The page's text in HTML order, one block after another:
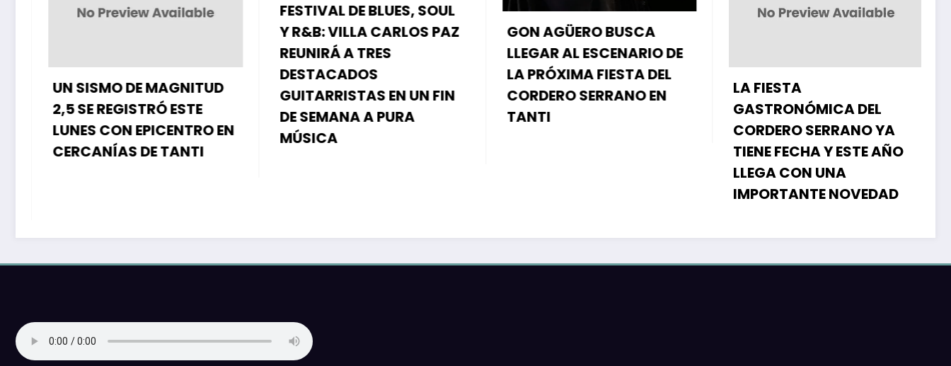
UN SISMO DE MAGNITUD
2,5 SE REGISTRÓ ESTE
LUNES CON EPICENTRO EN
CERCANÍAS DE TANTI
FESTIVAL DE BLUES, SOUL
Y R&B: VILLA CARLOS PAZ
REUNIRÁ A TRES
DESTACADOS
GUITARRISTAS EN UN FIN
DE SEMANA A PURA
MÚSICA
GON AGÜERO BUSCA
LLEGAR AL ESCENARIO DE
LA PRÓXIMA FIESTA DEL
CORDERO SERRANO EN
TANTI
LA FIESTA
GASTRONÓMICA DEL
CORDERO SERRANO YA
TIENE FECHA Y ESTE AÑO
LLEGA CON UNA
IMPORTANTE NOVEDAD